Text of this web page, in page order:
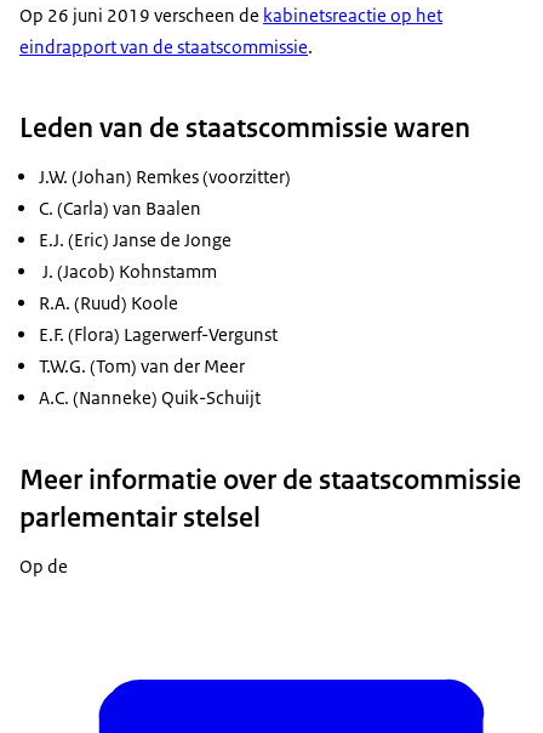
Op 26 juni 2019 verscheen de kabinetsreactie op het
eindrapport van de staatscommissie.
Leden van de staatscommissie waren
J.W. (Johan) Remkes (voorzitter)
C. (Carla) van Baalen
E.J. (Eric) Janse de Jonge
J. (Jacob) Kohnstamm
R.A. (Ruud) Koole
E.F. (Flora) Lagerwerf-Vergunst
T.W.G. (Tom) van der Meer
A.C. (Nanneke) Quik-Schuijt
Meer informatie over de staatscommissie
parlementair stelsel
Op de